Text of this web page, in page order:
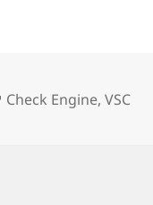
Tag
Check Engine,VSC